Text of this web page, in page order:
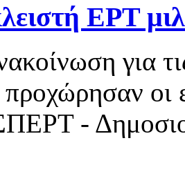
ΕΡΤ
για
οι
-